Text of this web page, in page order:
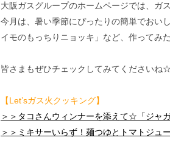
大阪ガスグループのホームページでは、ガ
今月は、暑い季節にぴったりの簡単でおい
イモのもっちりニョッキ」など、作ってみ
皆さまもぜひチェックしてみてくださいね☆
【Let’sガス火クッキング】
＞＞タコさんウィンナーを添えて☆「ジャ
＞＞ミキサーいらず！麺つゆとトマトジュ